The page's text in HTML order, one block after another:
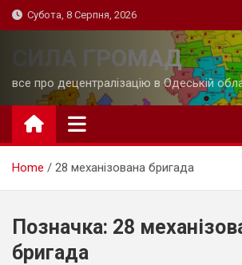
Skip
to
Субота, 8 Серпня, 2026
СИЛА ГРОМАД
все про децентралізацію в Одеській
Home 28 механізована бригада
Позначка: 28
бригада